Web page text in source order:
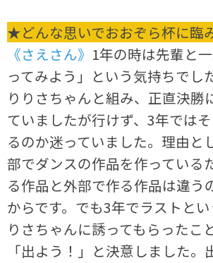
★どんな思いでおおぞら杯に臨
《さえさん》 1年の時は先輩と
ってみよう」という気持ちでし
りりさちゃんと組み、正直決勝
ていましたが行けず、3年では
るのか迷っていました。理由と
部でダンスの作品を作っている
る作品と外部で作る作品は違う
からです。でも3年でラストとい
りさちゃんに誘ってもらったこ
「出よう！」と決意しました。